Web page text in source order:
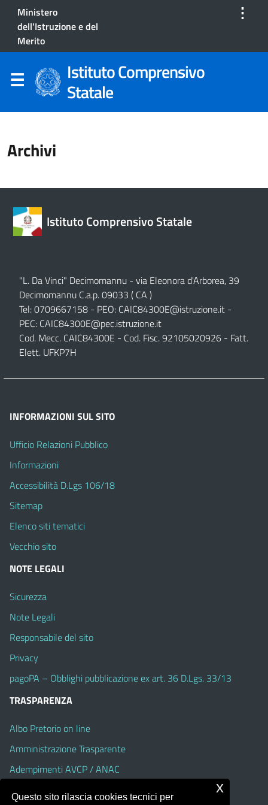
Ministero
dell'Istruzione e del
Merito
⋮
Istituto Comprensivo
Statale
Archivi
Istituto Comprensivo Statale
"L. Da Vinci" Decimomannu - via Eleonora d'Arborea, 39
Decimomannu C.a.p. 09033 ( CA )
Tel: 0709667158 - PEO: CAIC84300E@istruzione.it -
PEC: CAIC84300E@pec.istruzione.it
Cod. Mecc. CAIC84300E - Cod. Fisc. 92105020926 - Fatt.
Elett. UFKP7H
INFORMAZIONI SUL SITO
Ufficio Relazioni Pubblico
Informazioni
Accessibilità D.Lgs 106/18
Sitemap
Elenco siti tematici
Vecchio sito
NOTE LEGALI
Sicurezza
Note Legali
Responsabile del sito
Privacy
pagoPA – Obblighi pubblicazione ex art. 36 D.Lgs. 33/13
TRASPARENZA
Albo Pretorio on line
Amministrazione Trasparente
Adempimenti AVCP / ANAC
Questo sito rilascia cookies tecnici per
x